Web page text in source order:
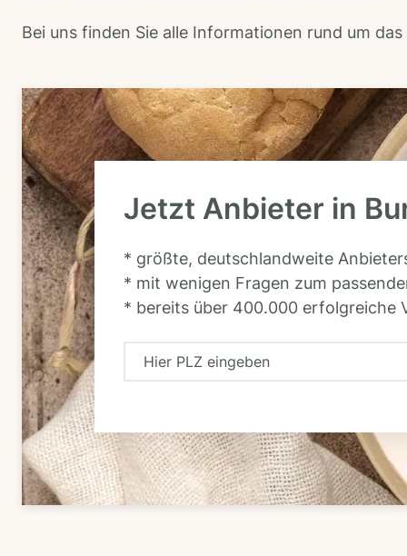
Bei uns finden Sie alle Informationen rund um
Jetzt Anbieter in
* größte, deutschlandweite
* mit wenigen Fragen zum
* bereits über 400.000 erfolgreiche
H
r
P
L